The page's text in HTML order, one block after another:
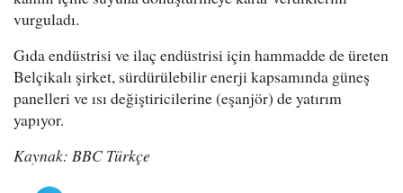
vurguladı.
Gıda endüstrisi ve ilaç endüstrisi için hammadde de üreten
Belçikalı şirket, sürdürülebilir enerji kapsamında güneş
panelleri ve ısı değiştiricilerine (eşanjör) de yatırım
yapıyor.
Kaynak: BBC Türkçe